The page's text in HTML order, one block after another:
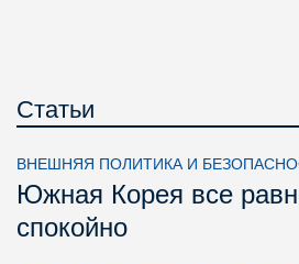
Статьи
ВНЕШНЯЯ ПОЛИТИКА И
Южная Корея все
спокойно